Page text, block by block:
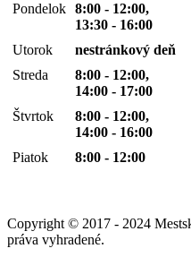
Pondelok 8:00 - 12:00,
13:30 - 16:00
Utorok
nestránkový deň
Streda
8:00 - 12:00,
14:00 - 17:00
Štvrtok
8:00 - 12:00,
14:00 - 16:00
Piatok
8:00 - 12:00
Copyright © 2017 - 2024
práva vyhradené.